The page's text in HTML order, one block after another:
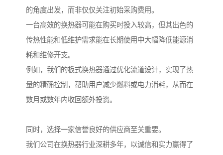
的角度出发，而非仅仅关注初始采购费用。
一台高效的换热器可能在购买时投入较高，但其出色的
传热性能和低维护需求能在长期使用中大幅降低能源消
耗和维修开支。
例如，我们的板式换热器通过优化流道设计，实现了热
量的精确控制，帮助用户减少燃料或电力消耗，从而在
数月或数年内收回额外投资。
同时，选择一家信誉良好的供应商至关重要。
我们公司在换热器行业深耕多年，以诚信和实力赢得了